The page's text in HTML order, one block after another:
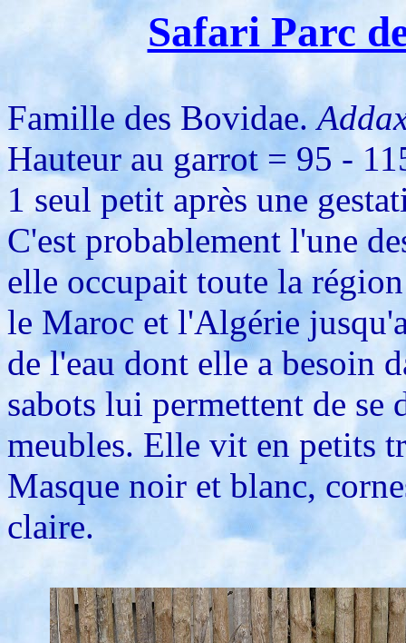
Safari Parc
Famille des Bovidae.
Hauteur au garrot = 95 -
1 seul petit après une
C'est probablement l'une
elle occupait toute la
le Maroc et l'Algérie
de l'eau dont elle a besoin
sabots lui permettent de se
meubles. Elle vit en petits
Masque noir et blanc,
claire.